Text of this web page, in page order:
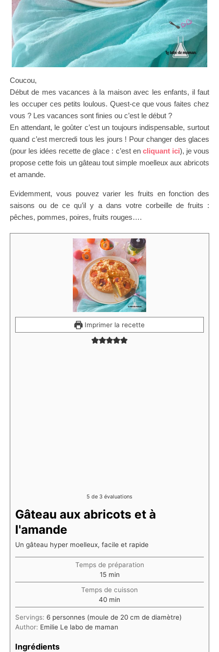
Coucou,
Début de mes vacances à la maison avec les enfants, il faut
les occuper ces petits loulous. Quest-ce que vous faites chez
vous ? Les vacances sont finies ou c’est le début ?
En attendant, le goûter c’est un toujours indispensable, surtout
quand c’est mercredi tous les jours ! Pour changer des glaces
(pour les idées recette de glace : c’est en cliquant ici), je vous
propose cette fois un gâteau tout simple moelleux aux abricots
et amande.
Evidemment, vous pouvez varier les fruits en fonction des
saisons ou de ce qu’il y a dans votre corbeille de fruits :
pêches, pommes, poires, fruits rouges….
Imprimer la recette
5 de 3 évaluations
Gâteau aux abricots et à
l'amande
Un gâteau hyper moelleux, facile et rapide
Temps de préparation
15minutes
min
Temps de cuisson
40minutes
min
Servings: 6 personnes (moule de 20 cm de diamètre)
Author: Emilie Le labo de maman
Ingrédients